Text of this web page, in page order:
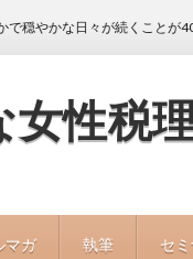
性税
マガ 執筆 セ
な日々が続くことが40代の私の